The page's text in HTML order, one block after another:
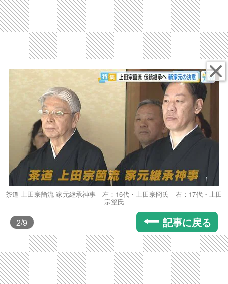
茶道 上田宗箇流 家元継承神事 左：16代・上田宗冏氏 右：17代・上田
宗篁氏
2/9 記事に戻る